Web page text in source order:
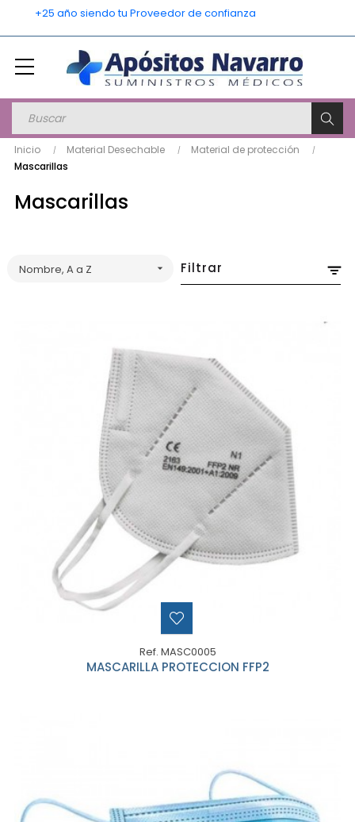
    +25 año siendo tu Proveedor de confianza
Inicio Material Desechable
Material de protección
Mascarillas
Mascarillas
Nombre, A a Z  Filtrar
Ref. MASC0005
MASCARILLA PROTECCION FFP2